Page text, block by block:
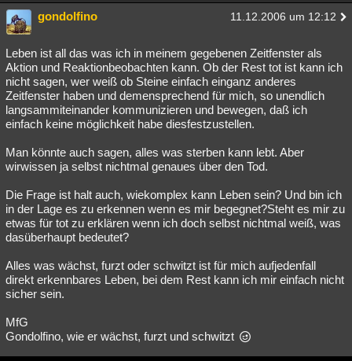
gondolfino 11.12.2006 um 12:12
Leben ist all das was ich in meinem gegebenen Zeitfenster als
Aktion und Reaktionbeobachten kann. Ob der Rest tot ist kann ich
nicht sagen, wer weiß ob Steine einfach einganz anderes
Zeitfenster haben und demensprechend für mich, so unendlich
langsammiteinander kommunizieren und bewegen, daß ich
einfach keine möglichkeit habe diesfestzustellen.
Man könnte auch sagen, alles was sterben kann lebt. Aber
wirwissen ja selbst nichtmal genaues über den Tod.
Die Frage ist halt auch, wiekomplex kann Leben sein? Und bin ich
in der Lage es zu erkennen wenn es mir begegnet?Steht es mir zu
etwas für tot zu erklären wenn ich doch selbst nichtmal weiß, was
dasüberhaupt bedeutet?
Alles was wächst, furzt oder schwitzt ist für mich aufjedenfall
direkt erkennbares Leben, bei dem Rest kann ich mir einfach nicht
sicher sein.
MfG
Gondolfino, wie er wächst, furzt und schwitzt